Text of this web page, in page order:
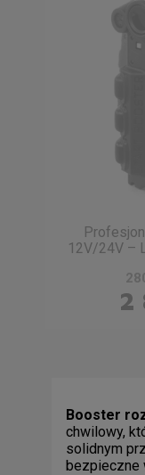
12V/24V –
2
Booster
chwilowy,
solidnym
bezpieczne